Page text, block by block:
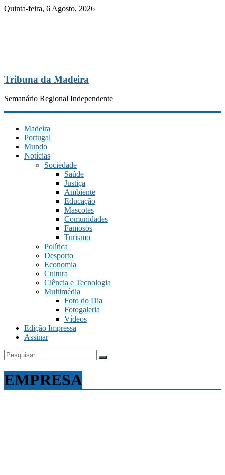
Quinta-feira, 6 Agosto, 2026
Tribuna da Madeira
Semanário Regional Independente
Madeira
Portugal
Mundo
Notícias
Sociedade
Saúde
Justiça
Ambiente
Educação
Mascotes
Comunidades
Famosos
Turismo
Política
Desporto
Economia
Cultura
Ciência e Tecnologia
Multimédia
Foto do Dia
Fotogaleria
Vídeos
Edição Impressa
Assinar
EMPRESA